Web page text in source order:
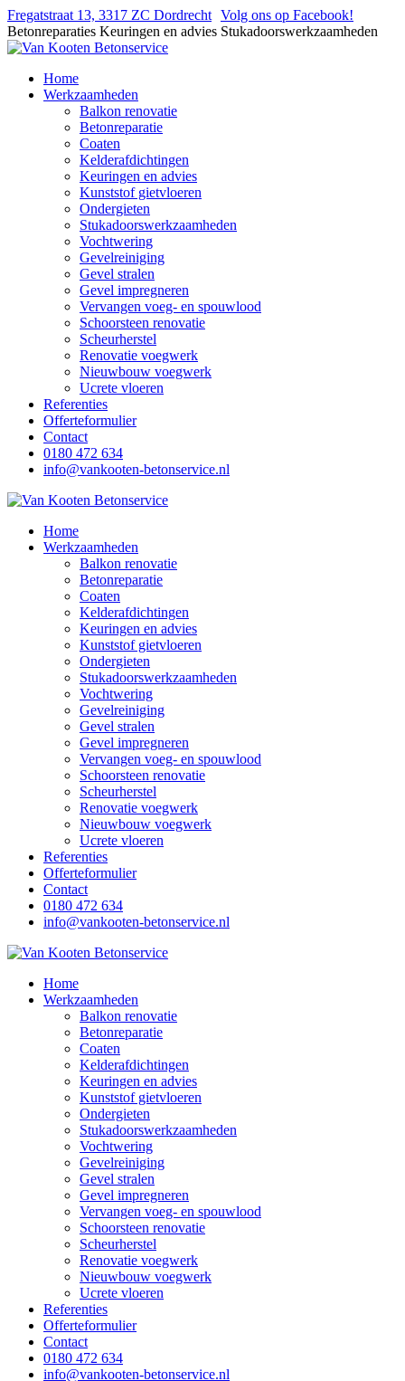
Fregatstraat 13, 3317 ZC Dordrecht Volg ons op Facebook!
Betonreparaties Keuringen en advies Stukadoorswerkzaamheden
Home
Werkzaamheden
Balkon renovatie
Betonreparatie
Coaten
Kelderafdichtingen
Keuringen en advies
Kunststof gietvloeren
Ondergieten
Stukadoorswerkzaamheden
Vochtwering
Gevelreiniging
Gevel stralen
Gevel impregneren
Vervangen voeg- en spouwlood
Schoorsteen renovatie
Scheurherstel
Renovatie voegwerk
Nieuwbouw voegwerk
Ucrete vloeren
Referenties
Offerteformulier
Contact
0180 472 634
info@vankooten-betonservice.nl
Home
Werkzaamheden
Balkon renovatie
Betonreparatie
Coaten
Kelderafdichtingen
Keuringen en advies
Kunststof gietvloeren
Ondergieten
Stukadoorswerkzaamheden
Vochtwering
Gevelreiniging
Gevel stralen
Gevel impregneren
Vervangen voeg- en spouwlood
Schoorsteen renovatie
Scheurherstel
Renovatie voegwerk
Nieuwbouw voegwerk
Ucrete vloeren
Referenties
Offerteformulier
Contact
0180 472 634
info@vankooten-betonservice.nl
Home
Werkzaamheden
Balkon renovatie
Betonreparatie
Coaten
Kelderafdichtingen
Keuringen en advies
Kunststof gietvloeren
Ondergieten
Stukadoorswerkzaamheden
Vochtwering
Gevelreiniging
Gevel stralen
Gevel impregneren
Vervangen voeg- en spouwlood
Schoorsteen renovatie
Scheurherstel
Renovatie voegwerk
Nieuwbouw voegwerk
Ucrete vloeren
Referenties
Offerteformulier
Contact
0180 472 634
info@vankooten-betonservice.nl